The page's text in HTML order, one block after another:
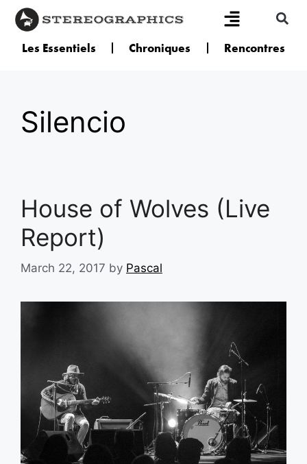
Les Essentiels Chroniques Rencontres
Silencio
House of Wolves (Live
Report)
March 22, 2017 by Pascal